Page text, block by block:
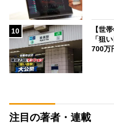
10
【世
「狙
700万
注目の著者・連載